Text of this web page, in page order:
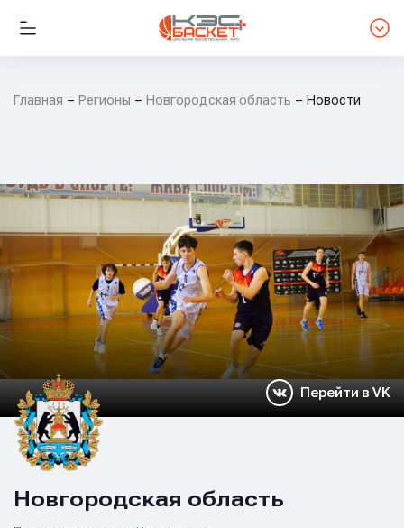
Главная Регионы Новгородская область Новости
Перейти в VK
Новгородская область